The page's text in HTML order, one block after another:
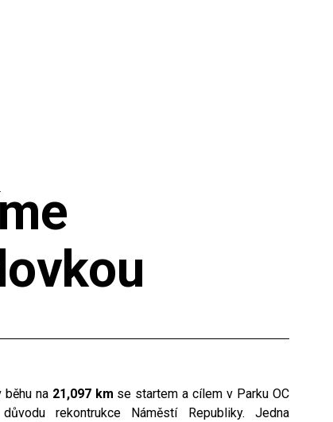
na 21,097 km se startem a cílem v Parku OC
rekontrukce Náměstí Republiky. Jedna